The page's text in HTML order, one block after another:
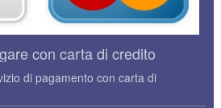
con carta di credito
di pagamento con carta di